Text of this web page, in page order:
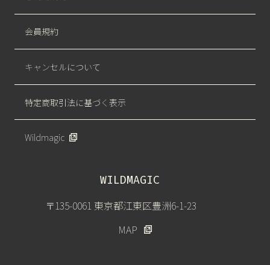
WILDMAGIC
〒135-0061 東京都江東区豊洲6-1-23
MAP
会員規約
キャンセルについて
特定商取引法に基づく表示
Wildmagic